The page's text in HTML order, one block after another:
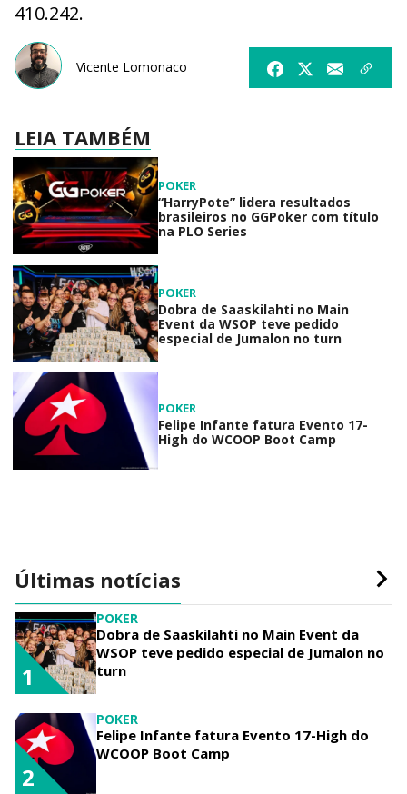
410.242.
Vicente Lomonaco
LEIA TAMBÉM
POKER
“HarryPote” lidera resultados
brasileiros no GGPoker com título
na PLO Series
POKER
Dobra de Saaskilahti no Main
Event da WSOP teve pedido
especial de Jumalon no turn
POKER
Felipe Infante fatura Evento 17-
High do WCOOP Boot Camp
Últimas notícias
POKER
Dobra de Saaskilahti no Main Event da
WSOP teve pedido especial de Jumalon no
turn
1
POKER
Felipe Infante fatura Evento 17-High do
WCOOP Boot Camp
2